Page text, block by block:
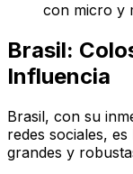
con micro y
Brasil:
Influencia
Brasil, con su
redes sociales,
grandes y